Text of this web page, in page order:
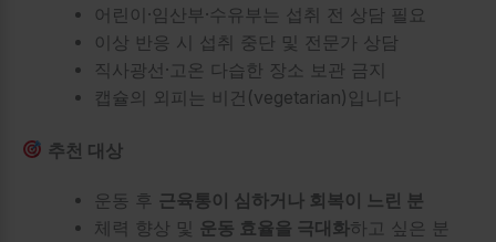
어린이·임산부·수유부는 섭취 전 상담 필요
이상 반응 시 섭취 중단 및 전문가 상담
직사광선·고온 다습한 장소 보관 금지
캡슐의 외피는 비건(vegetarian)입니다
추천 대상
운동 후 근육통이 심하거나 회복이 느린 분
체력 향상 및 운동 효율을 극대화하고 싶은 분